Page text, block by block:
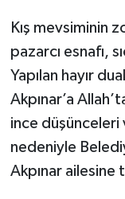
Kış mevsiminin
pazarcı esnafı,
Yapılan hayır
Akpınar’a
ince düşünceleri
nedeniyle
Akpınar